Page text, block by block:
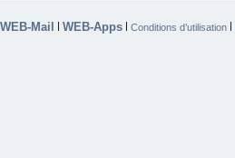
WEB-Mail | WEB-Apps | Conditions d’utilisation |